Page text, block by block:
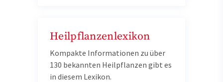
Heilpflanzenlexikon
Kompakte Informationen zu über
130 bekannten Heilpflanzen gibt es
in diesem Lexikon.